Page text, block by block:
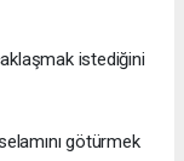
istediğini
götürmek